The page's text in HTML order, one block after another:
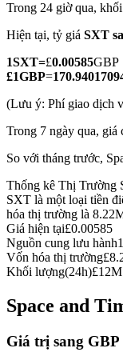
COIN-M
Futures sử
Futures sử
Trong 24 giờ qua,
Hiện tại, tỷ giá SXT
1SXT=£0.00585GBP
£1GBP=
(Lưu ý: Phí giao dịch
Trong 7 ngày qua, giá
So với tháng trước,
Thống kê Thị Trường
SXT là một loại tiền
hóa thị trường là
Giá hiện tại£0.00585
Nguồn cung lưu hành
Vốn hóa thị trường£
Khối lượng(24h)£12M
Space and
Giá trị sang